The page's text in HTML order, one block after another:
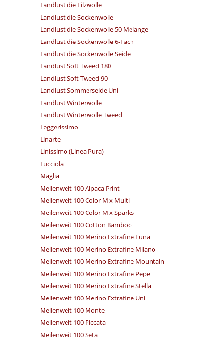
Landlust die Filzwolle
Landlust die Sockenwolle
Landlust die Sockenwolle 50 Mélange
Landlust die Sockenwolle 6-Fach
Landlust die Sockenwolle Seide
Landlust Soft Tweed 180
Landlust Soft Tweed 90
Landlust Sommerseide Uni
Landlust Winterwolle
Landlust Winterwolle Tweed
Leggerissimo
Linarte
Linissimo (Linea Pura)
Lucciola
Maglia
Meilenweit 100 Alpaca Print
Meilenweit 100 Color Mix Multi
Meilenweit 100 Color Mix Sparks
Meilenweit 100 Cotton Bamboo
Meilenweit 100 Merino Extrafine Luna
Meilenweit 100 Merino Extrafine Milano
Meilenweit 100 Merino Extrafine Mountain
Meilenweit 100 Merino Extrafine Pepe
Meilenweit 100 Merino Extrafine Stella
Meilenweit 100 Merino Extrafine Uni
Meilenweit 100 Monte
Meilenweit 100 Piccata
Meilenweit 100 Seta